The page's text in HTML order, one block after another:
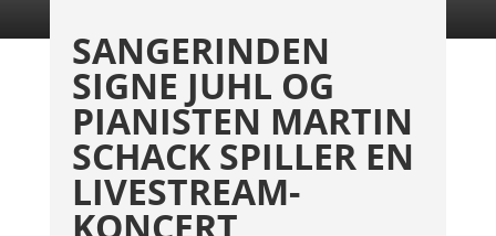
SANGERINDEN
SIGNE JUHL OG
PIANISTEN MARTIN
SCHACK SPILLER EN
LIVESTREAM-